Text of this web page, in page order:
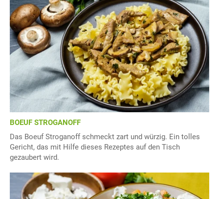
BOEUF STROGANOFF
Das Boeuf Stroganoff schmeckt zart und würzig. Ein tolles
Gericht, das mit Hilfe dieses Rezeptes auf den Tisch
gezaubert wird.